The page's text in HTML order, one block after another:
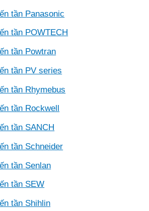
tần Panasonic
tần POWTECH
tần Powtran
tần PV series
tần Rhymebus
tần Rockwell
tần SANCH
tần Schneider
tần Senlan
tần SEW
tần Shihlin